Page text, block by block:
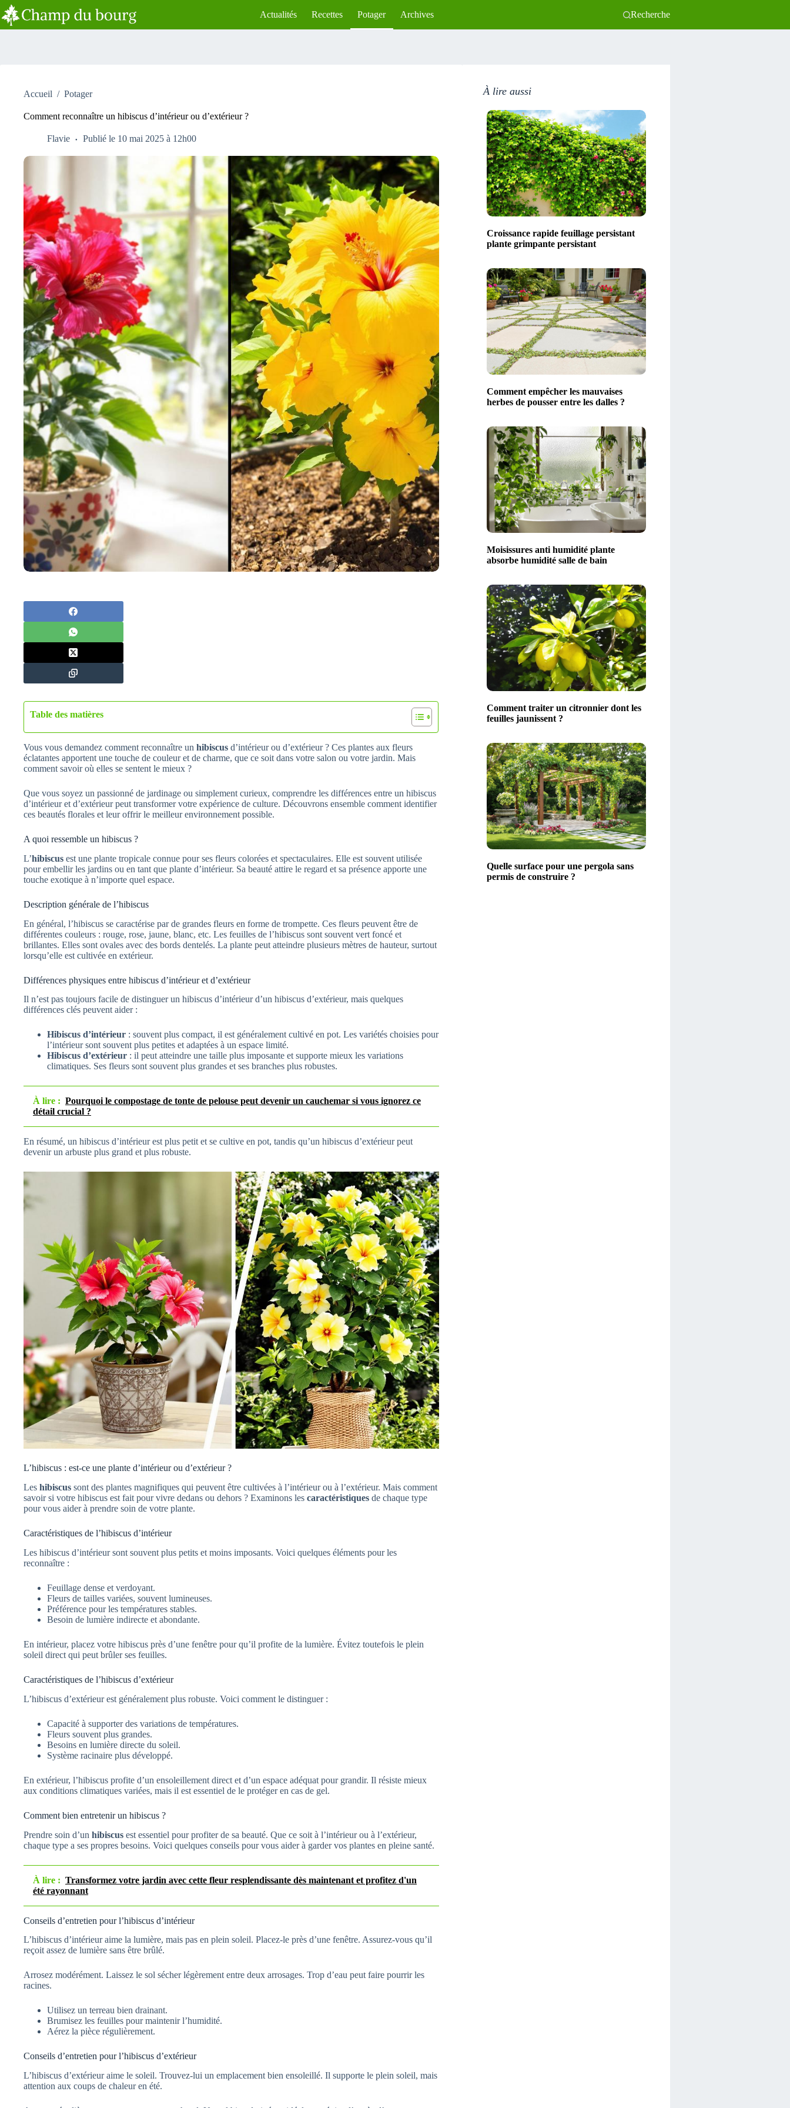
Passer
au
contenu
Actualités Recettes Potager Archives Recherche
Accueil / Potager
Comment reconnaître un hibiscus d’intérieur ou d’extérieur ?
Flavie Publié le 10 mai 2025 à 12h00
Table des matières
Vous vous demandez comment reconnaître un hibiscus d’intérieur ou d’extérieur ? Ces plantes aux fleurs
éclatantes apportent une touche de couleur et de charme, que ce soit dans votre salon ou votre jardin. Mais
comment savoir où elles se sentent le mieux ?
Que vous soyez un passionné de jardinage ou simplement curieux, comprendre les différences entre un hibiscus
d’intérieur et d’extérieur peut transformer votre expérience de culture. Découvrons ensemble comment identifier
ces beautés florales et leur offrir le meilleur environnement possible.
A quoi ressemble un hibiscus ?
L’hibiscus est une plante tropicale connue pour ses fleurs colorées et spectaculaires. Elle est souvent utilisée
pour embellir les jardins ou en tant que plante d’intérieur. Sa beauté attire le regard et sa présence apporte une
touche exotique à n’importe quel espace.
Description générale de l’hibiscus
En général, l’hibiscus se caractérise par de grandes fleurs en forme de trompette. Ces fleurs peuvent être de
différentes couleurs : rouge, rose, jaune, blanc, etc. Les feuilles de l’hibiscus sont souvent vert foncé et
brillantes. Elles sont ovales avec des bords dentelés. La plante peut atteindre plusieurs mètres de hauteur, surtout
lorsqu’elle est cultivée en extérieur.
Différences physiques entre hibiscus d’intérieur et d’extérieur
Il n’est pas toujours facile de distinguer un hibiscus d’intérieur d’un hibiscus d’extérieur, mais quelques
différences clés peuvent aider :
Hibiscus d’intérieur : souvent plus compact, il est généralement cultivé en pot. Les variétés choisies pour
l’intérieur sont souvent plus petites et adaptées à un espace limité.
Hibiscus d’extérieur : il peut atteindre une taille plus imposante et supporte mieux les variations
climatiques. Ses fleurs sont souvent plus grandes et ses branches plus robustes.
À lire : Pourquoi le compostage de tonte de pelouse peut devenir un cauchemar si vous ignorez ce
détail crucial ?
En résumé, un hibiscus d’intérieur est plus petit et se cultive en pot, tandis qu’un hibiscus d’extérieur peut
devenir un arbuste plus grand et plus robuste.
L’hibiscus : est-ce une plante d’intérieur ou d’extérieur ?
Les hibiscus sont des plantes magnifiques qui peuvent être cultivées à l’intérieur ou à l’extérieur. Mais comment
savoir si votre hibiscus est fait pour vivre dedans ou dehors ? Examinons les caractéristiques de chaque type
pour vous aider à prendre soin de votre plante.
Caractéristiques de l’hibiscus d’intérieur
Les hibiscus d’intérieur sont souvent plus petits et moins imposants. Voici quelques éléments pour les
reconnaître :
Feuillage dense et verdoyant.
Fleurs de tailles variées, souvent lumineuses.
Préférence pour les températures stables.
Besoin de lumière indirecte et abondante.
En intérieur, placez votre hibiscus près d’une fenêtre pour qu’il profite de la lumière. Évitez toutefois le plein
soleil direct qui peut brûler ses feuilles.
Caractéristiques de l’hibiscus d’extérieur
L’hibiscus d’extérieur est généralement plus robuste. Voici comment le distinguer :
Capacité à supporter des variations de températures.
Fleurs souvent plus grandes.
Besoins en lumière directe du soleil.
Système racinaire plus développé.
En extérieur, l’hibiscus profite d’un ensoleillement direct et d’un espace adéquat pour grandir. Il résiste mieux
aux conditions climatiques variées, mais il est essentiel de le protéger en cas de gel.
Comment bien entretenir un hibiscus ?
Prendre soin d’un hibiscus est essentiel pour profiter de sa beauté. Que ce soit à l’intérieur ou à l’extérieur,
chaque type a ses propres besoins. Voici quelques conseils pour vous aider à garder vos plantes en pleine santé.
À lire : Transformez votre jardin avec cette fleur resplendissante dès maintenant et profitez d'un
été rayonnant
Conseils d’entretien pour l’hibiscus d’intérieur
L’hibiscus d’intérieur aime la lumière, mais pas en plein soleil. Placez-le près d’une fenêtre. Assurez-vous qu’il
reçoit assez de lumière sans être brûlé.
Arrosez modérément. Laissez le sol sécher légèrement entre deux arrosages. Trop d’eau peut faire pourrir les
racines.
Utilisez un terreau bien drainant.
Brumisez les feuilles pour maintenir l’humidité.
Aérez la pièce régulièrement.
Conseils d’entretien pour l’hibiscus d’extérieur
L’hibiscus d’extérieur aime le soleil. Trouvez-lui un emplacement bien ensoleillé. Il supporte le plein soleil, mais
attention aux coups de chaleur en été.
À lire aussi
Croissance rapide feuillage persistant
plante grimpante persistant
Comment empêcher les mauvaises
herbes de pousser entre les dalles ?
Moisissures anti humidité plante
absorbe humidité salle de bain
Comment traiter un citronnier dont les
feuilles jaunissent ?
Quelle surface pour une pergola sans
permis de construire ?